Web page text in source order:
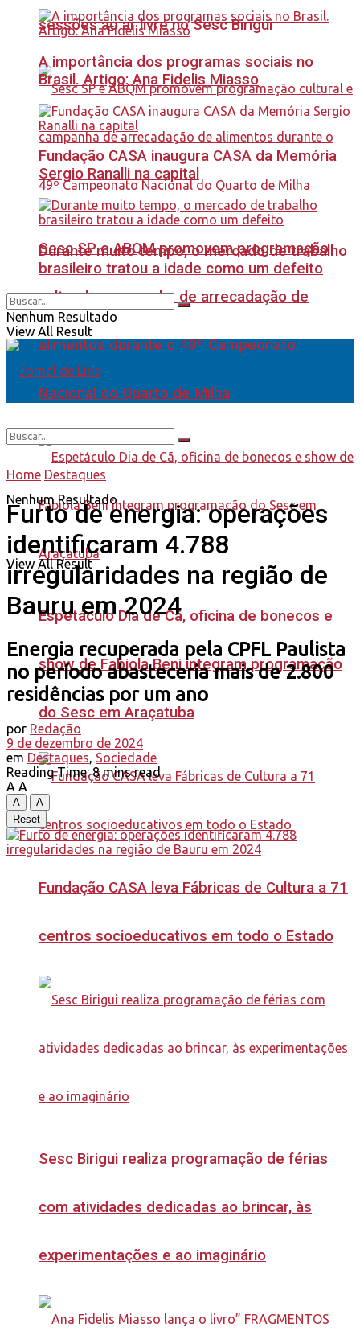
sessões ao ar livre no Sesc Birigui
Sesc SP e ABQM promovem programação
cultural e campanha de arrecadação de
alimentos durante o 49º Campeonato
Nacional do Quarto de Milha
Espetáculo Dia de Cã, oficina de bonecos e
show de Fabiola Beni integram programação
do Sesc em Araçatuba
Fundação CASA leva Fábricas de Cultura a 71
centros socioeducativos em todo o Estado
Sesc Birigui realiza programação de férias
com atividades dedicadas ao brincar, às
experimentações e ao imaginário
A importância dos programas sociais no
Brasil. Artigo: Ana Fidelis Miasso
Fundação CASA inaugura CASA da Memória
Sergio Ranalli na capital
Durante muito tempo, o mercado de trabalho
brasileiro tratou a idade como um defeito
Nenhum Resultado
View All Result
Nenhum Resultado
View All Result
Home Destaques
Furto de energia: operações
identificaram 4.788
irregularidades na região de
Bauru em 2024
Energia recuperada pela CPFL Paulista
no período abasteceria mais de 2.800
residências por um ano
por Redação
9 de dezembro de 2024
em Destaques, Sociedade
Reading Time: 8 mins read
A A
A
A
Reset